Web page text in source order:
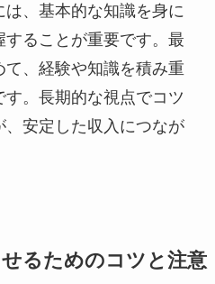
、基本的な知識を身に
ることが重要です。最
、経験や知識を積み重
。長期的な視点でコツ
、安定した収入につなが
るためのコツと注意